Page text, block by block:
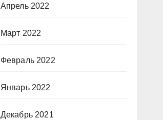
Апрель 2022
Март 2022
Февраль 2022
Январь 2022
Декабрь 2021